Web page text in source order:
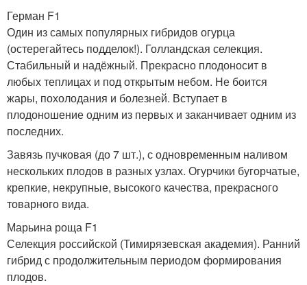
Герман F1
Один из самых популярных гибридов огурца
(остерегайтесь подделок!). Голландская селекция.
Стабильный и надёжный. Прекрасно плодоносит в
любых теплицах и под открытым небом. Не боится
жары, похолодания и болезней. Вступает в
плодоношение одним из первых и заканчивает одним из
последних.
Завязь пучковая (до 7 шт.), с одновременным наливом
нескольких плодов в разных узлах. Огурчики бугорчатые,
крепкие, некрупные, высокого качества, прекрасного
товарного вида.
Марьина роща F1
Селекция российской (Тимирязевская академия). Ранний
гибрид с продолжительным периодом формирования
плодов.